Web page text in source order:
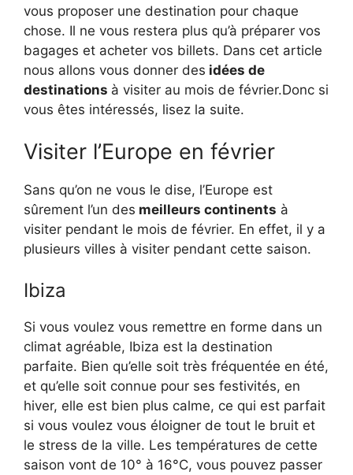
vous proposer une destination pour chaque
chose. Il ne vous restera plus qu’à préparer vos
bagages et acheter vos billets. Dans cet article
nous allons vous donner des idées de
destinations à visiter au mois de février.Donc si
vous êtes intéressés, lisez la suite.
Visiter l’Europe en février
Sans qu’on ne vous le dise, l’Europe est
sûrement l’un des meilleurs continents à
visiter pendant le mois de février. En effet, il y a
plusieurs villes à visiter pendant cette saison.
Ibiza
Si vous voulez vous remettre en forme dans un
climat agréable, Ibiza est la destination
parfaite. Bien qu’elle soit très fréquentée en été,
et qu’elle soit connue pour ses festivités, en
hiver, elle est bien plus calme, ce qui est parfait
si vous voulez vous éloigner de tout le bruit et
le stress de la ville. Les températures de cette
saison vont de 10° à 16°C, vous pouvez passer